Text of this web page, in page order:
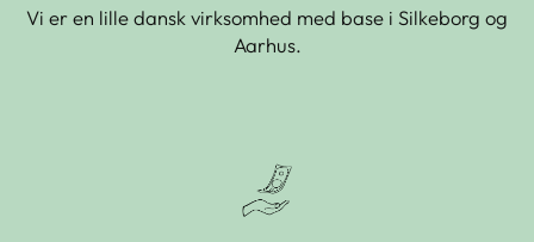
Vi er en lille dansk virksomhed med base i Silkeborg og
Aarhus.